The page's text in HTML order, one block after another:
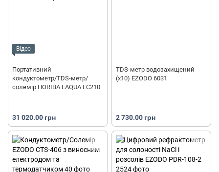
Відео
Портативний
кондуктометр/TDS-метр/
солемір HORIBA LAQUA EC210
31 020.00 грн
TDS-метр водозахищений
(x10) EZODO 6031
2 730.00 грн